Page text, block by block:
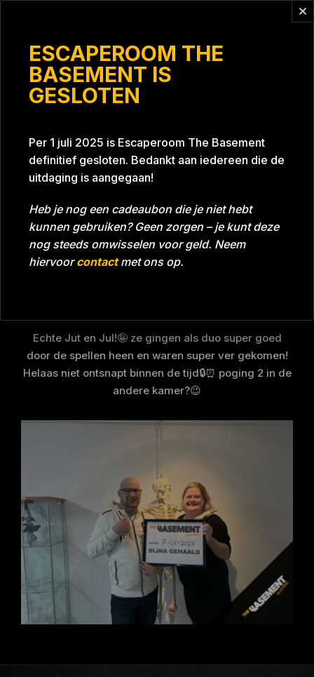
ESCAPEROOM THE
BASEMENT IS
GESLOTEN
Per 1 juli 2025 is Escaperoom The Basement
definitief gesloten. Bedankt aan iedereen die de
uitdaging is aangegaan!
Heb je nog een cadeaubon die je niet hebt
kunnen gebruiken? Geen zorgen – je kunt deze
nog steeds omwisselen voor geld. Neem
hiervoorcontactmet ons op.
Tijd Bijna gehaald Datum 07-01-2023
Room Project Blue 26A8
Echte Jut en Jul!🤪 ze gingen als duo super goed
door de spellen heen en waren super ver gekomen!
Helaas niet ontsnapt binnen de tijd🔒⏰ poging 2 in de
andere kamer?😉